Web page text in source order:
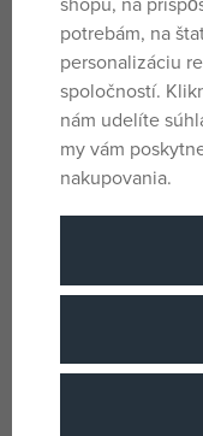
Každý sa predáva
Parametre
Pohlavie
Licencia
Produktový rad
potrebám, na
personalizáciu
spoločností.
nám udelíte
my vám
nakupovania.